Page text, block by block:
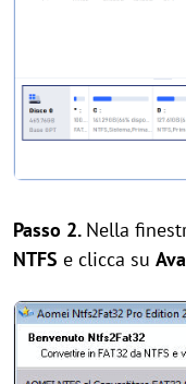
Passo 2. Nella
NTFS e clicca su